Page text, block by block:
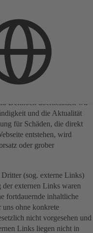
auf diesen Seiten nach
Dennoch übernehmen wir
und die Aktualität
für Schäden, die direkt
entstehen, wird
oder grober
(sog. externe Links)
externen Links waren
fortdauernde inhaltliche
ohne konkrete
nicht vorgesehen und
Links liegen nicht in